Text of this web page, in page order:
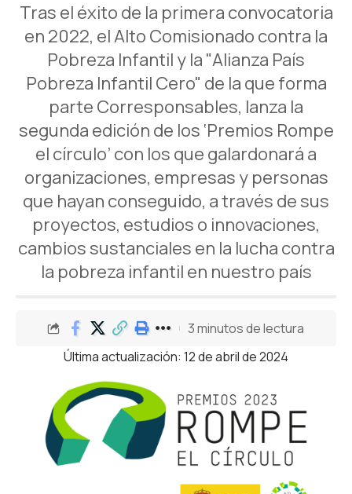
Tras el éxito de la primera convocatoria
en 2022, el Alto Comisionado contra la
Pobreza Infantil y la "Alianza País
Pobreza Infantil Cero" de la que forma
parte Corresponsables, lanza la
segunda edición de los ‘Premios Rompe
el círculo’ con los que galardonará a
organizaciones, empresas y personas
que hayan conseguido, a través de sus
proyectos, estudios o innovaciones,
cambios sustanciales en la lucha contra
la pobreza infantil en nuestro país
Última actualización: 12 de abril de 2024
3 minutos de lectura